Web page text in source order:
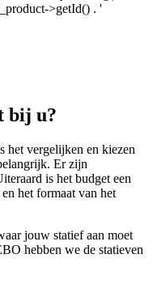
>getId() . '
bij u?
het vergelijken en kiezen
Er zijn
is het budget een
het formaat van het
jouw statief aan moet
hebben we de statieven